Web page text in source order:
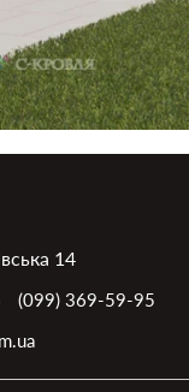
14
(099) 369-59-95